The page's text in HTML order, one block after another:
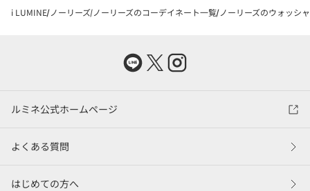
i LUMINE ノーリーズ ノーリーズのコーデイネート一覧 ノーリーズのウォッシ
ルミネ公式ホームページ
よくある質問
はじめての方へ